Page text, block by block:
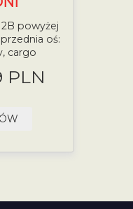
powyżej
oś:
cargo
PLN